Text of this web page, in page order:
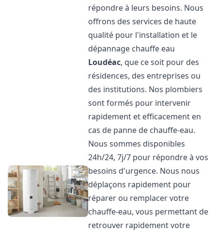
répondre à leurs besoins. Nous
offrons des services de haute
qualité pour l'installation et le
dépannage chauffe eau
Loudéac, que ce soit pour des
résidences, des entreprises ou
des institutions. Nos plombiers
sont formés pour intervenir
rapidement et efficacement en
cas de panne de chauffe-eau.
Nous sommes disponibles
24h/24, 7j/7 pour répondre à vos
besoins d'urgence. Nous nous
déplaçons rapidement pour
réparer ou remplacer votre
chauffe-eau, vous permettant de
retrouver rapidement votre